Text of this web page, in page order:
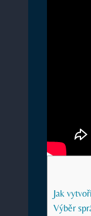
Jak
Výběr